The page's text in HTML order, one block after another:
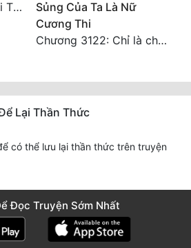
Chương 6450: Người Thái Diễn Sơn Tuyệt Không Khuất Phục
Sủng Của Ta Là Nữ
Cương Thi
Chương 3122: Chỉ là chút bọt nước! Điều kiện và tài liệu!**
Lại Thần Thức
có thể lưu lại thần thức trên truyện
Đọc Truyện Sớm Nhất